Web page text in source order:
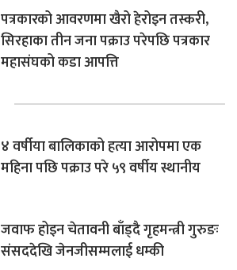
पत्रकारको आवरणमा खैरो हेरोइन तस्करी,
सिरहाका तीन जना पक्राउ परेपछि पत्रकार
महासंघको कडा आपत्ति
४ वर्षीया बालिकाको हत्या आरोपमा एक
महिना पछि पक्राउ परे ५९ वर्षीय स्थानीय
जवाफ होइन चेतावनी बाँड्दै गृहमन्त्री गुरुङः
संसददेखि जेनजीसम्मलाई धम्की